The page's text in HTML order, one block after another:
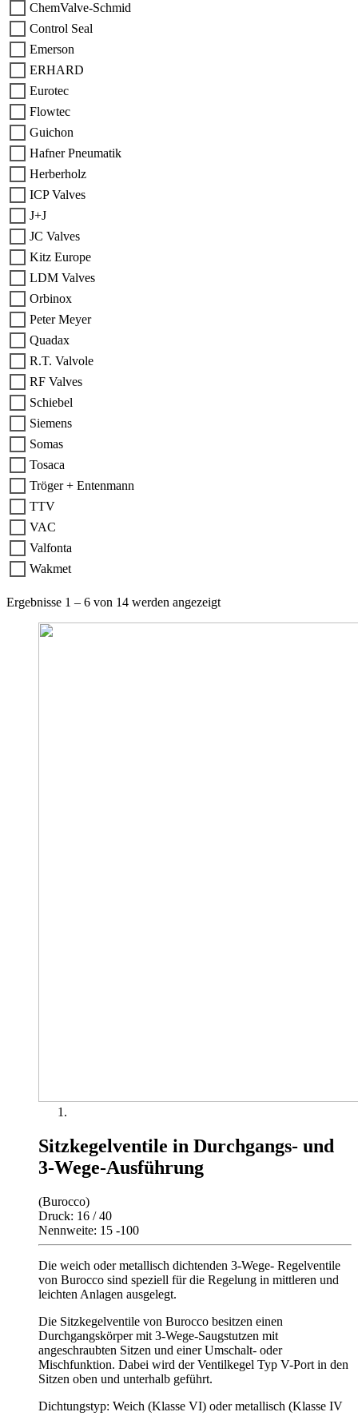
ChemValve-Schmid
Control Seal
Emerson
ERHARD
Eurotec
Flowtec
Guichon
Hafner Pneumatik
Herberholz
ICP Valves
J+J
JC Valves
Kitz Europe
LDM Valves
Orbinox
Peter Meyer
Quadax
R.T. Valvole
RF Valves
Schiebel
Siemens
Somas
Tosaca
Tröger + Entenmann
TTV
VAC
Valfonta
Wakmet
Ergebnisse 1 – 6 von 14 werden angezeigt
Sitzkegelventile in Durchgangs- und
3-Wege-Ausführung
(Burocco)
Druck: 16 / 40
Nennweite: 15 -100
Die weich oder metallisch dichtenden 3-Wege- Regelventile
von Burocco sind speziell für die Regelung in mittleren und
leichten Anlagen ausgelegt.
Die Sitzkegelventile von Burocco besitzen einen
Durchgangskörper mit 3-Wege-Saugstutzen mit
angeschraubten Sitzen und einer Umschalt- oder
Mischfunktion. Dabei wird der Ventilkegel Typ V-Port in den
Sitzen oben und unterhalb geführt.
Dichtungstyp: Weich (Klasse VI) oder metallisch (Klasse IV